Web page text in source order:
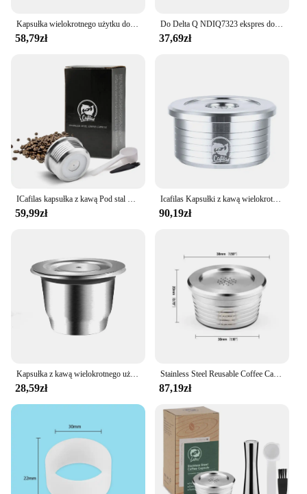
Kapsułka wielokrotnego użytku do ekspresu do kawy Delta Q NDIQ7323 MINIQOOL akcesoria do filtr do kawy Espresso ze stali nierdzewnej
58,79zł
Do Delta Q NDIQ7323 ekspres do kawy kapsułka wielokrotnego użytku Pod stal nierdzewna wielokrotnego napełniania filtry do kawy filiżanki akcesoria do kawy
37,69zł
ICafilas kapsułka z kawą Pod stal nierdzewna metalowe filtry do kawy kubek do Delta Q NDIQ7323
59,99zł
Icafilas Kapsułki z kawą wielokrotnego użytku Filtry wielokrotnego użytku ze stali nierdzewnej do DELTA Q
90,19zł
28,59zł
Stainless Steel Reusable Coffee Capsules Kitchen Reusable Coffee Capsule Cup Filter Compatible For Delta Q Coffee Accessories
87,19zł